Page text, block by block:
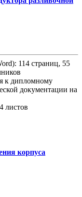
114 страниц, 55
к дипломному
документации на
листов
корпуса